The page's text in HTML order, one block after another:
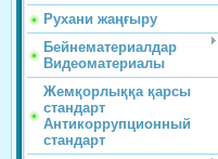
Рухани жаңғыру
Бейнематериалдар
Видеоматериалы
Жемқорлыққа қарсы
стандарт
Антикоррупционный
стандарт